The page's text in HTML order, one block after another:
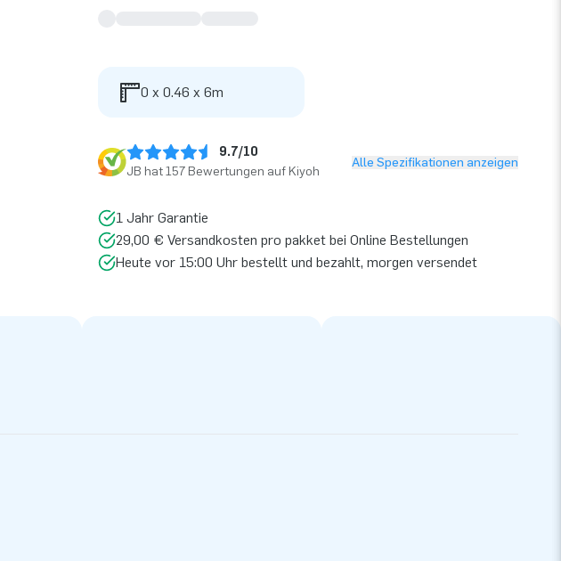
0 x 0.46 x 6m
9.7/10
JB hat 157 Bewertungen auf Kiyoh
Alle Spezifikationen anzeigen
1 Jahr Garantie
29,00 € Versandkosten pro pakket bei Online Bestellungen
Heute vor 15:00 Uhr bestellt und bezahlt, morgen versendet